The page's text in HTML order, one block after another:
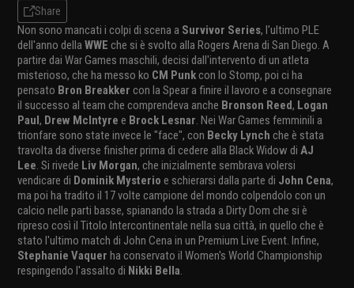
Share
Non sono mancati i colpi di scena a Survivor Series, l'ultimo PLE
dell'anno della WWE che si è svolto alla Rogers Arena di San Diego. A
partire dai War Games maschili, decisi dall'intervento di un atleta
misterioso, che ha messo ko CM Punkcon lo Stomp, poi ci ha
pensato Bron Breakker con la Spear a finire il lavoro e a consegnare
il successo al team che comprendeva anche Bronson Reed, Logan
Paul, Drew McIntyre e Brock Lesnar. Nei War Games femminili a
trionfare sono state invece le "face", con Becky Lynch che è stata
travolta da diverse finisher prima di cedere alla Black Widow di AJ
Lee. Si rivede Liv Morgan, che inizialmente sembrava volersi
vendicare di Dominik Mysterio e schierarsi dalla parte di John Cena,
ma poi ha tradito il 17 volte campione del mondo colpendolo con un
calcio nelle parti basse, spianando la strada a Dirty Dom che si è
ripreso così il Titolo Intercontinentale nella sua città, in quello che è
stato l'ultimo match di John Cena in un Premium Live Event. Infine,
Stephanie Vaquer ha conservato il Women's World Championship
respingendo l'assalto di Nikki Bella.